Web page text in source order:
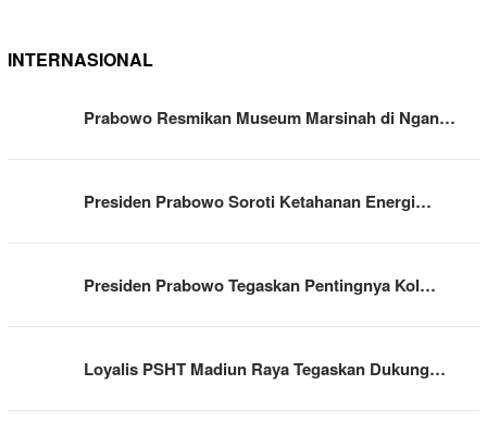
INTERNASIONAL
Prabowo Resmikan Museum Marsinah di Ngan…
Presiden Prabowo Soroti Ketahanan Energi…
Presiden Prabowo Tegaskan Pentingnya Kol…
Loyalis PSHT Madiun Raya Tegaskan Dukung…